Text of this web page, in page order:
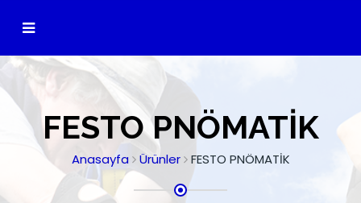
FESTO PNÖMATİK
Anasayfa Ürünler FESTO PNÖMATİK